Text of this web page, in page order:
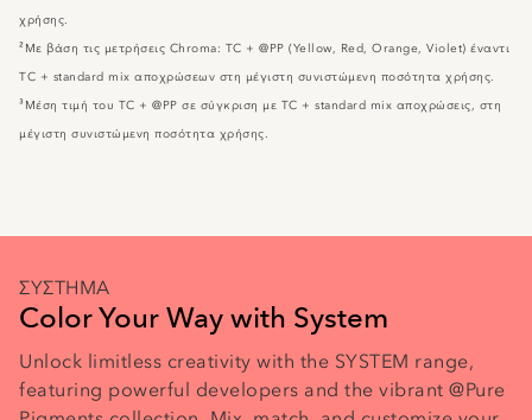
χρήσης.
²Με βάση τις μετρήσεις Chroma: TC + @PP (Yellow, Red, Orange, Violet) έναντι
TC + standard mix αποχρώσεων στη μέγιστη συνιστώμενη ποσότητα χρήσης.
³Μέση τιμή του TC + @PP σε σύγκριση με TC + standard mix αποχρώσεις, στη
μέγιστη συνιστώμενη ποσότητα χρήσης.
ΣΥΣΤΗΜΑ
Color Your Way with System
Unlock limitless creativity with the SYSTEM range,
featuring powerful developers and the vibrant @Pure